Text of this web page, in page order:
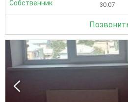
Собственник 30.07